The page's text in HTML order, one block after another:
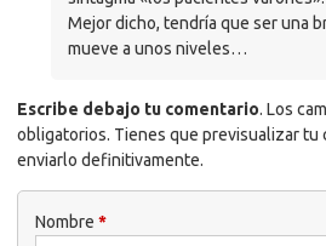
Mejor dicho, tendría que ser una
mueve a unos niveles…
Escribe debajo tu comentario. Los
obligatorios. Tienes que previsualizar tu
enviarlo definitivamente.
Nombre *